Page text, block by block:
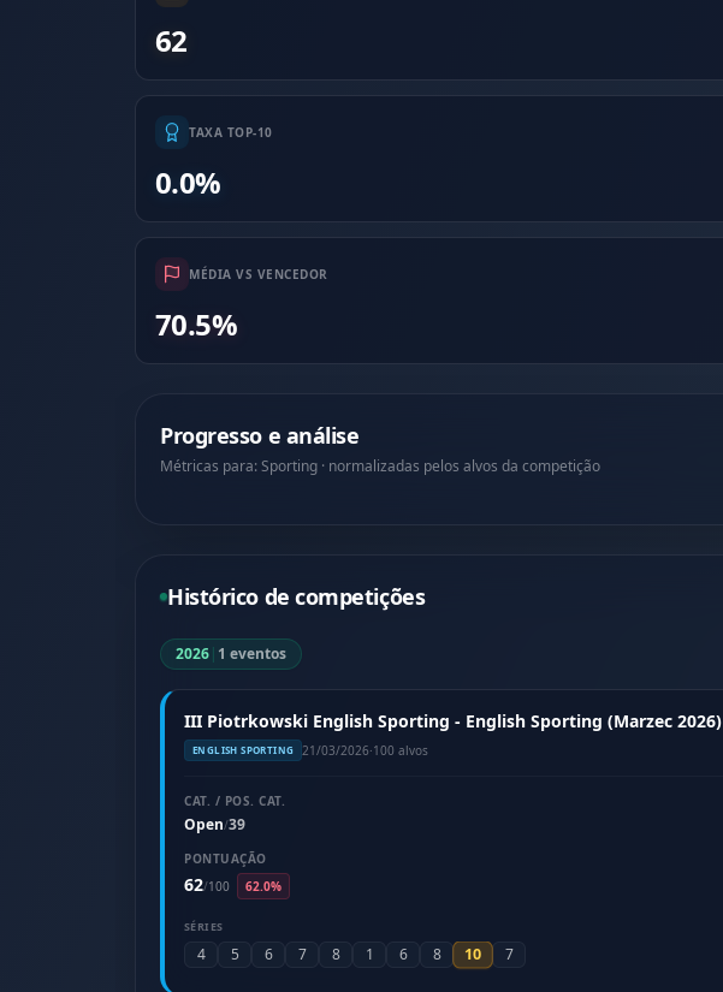
62
TAXA TOP-10
0.0%
MÉDIA VS VENCEDOR
70.5%
Progresso e análise
Métricas para: Sporting · normalizadas pelos alvos da competição
Histórico de competições
2026| 1 eventos
III Piotrkowski English Sporting - English Sporting (Marzec 2026)
ENGLISH SPORTING 21/03/2026·100 alvos
CAT. / POS. CAT.
Open/39
PONTUAÇÃO
62/100 62.0%
SÉRIES
4 5 6 7 8 1 6 8 10 7